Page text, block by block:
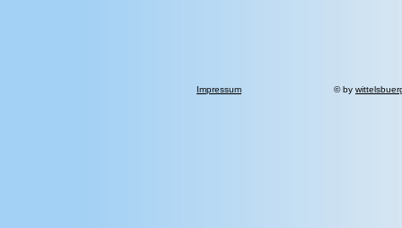
Impressum © by